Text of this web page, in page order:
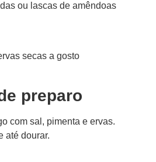
ou lascas de amêndoas
secas a gosto
preparo
com sal, pimenta e ervas.
até dourar.